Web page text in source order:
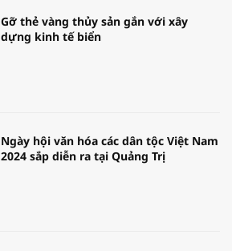
Gỡ thẻ vàng thủy sản gắn với xây
dựng kinh tế biển
Ngày hội văn hóa các dân tộc Việt Nam
2024 sắp diễn ra tại Quảng Trị